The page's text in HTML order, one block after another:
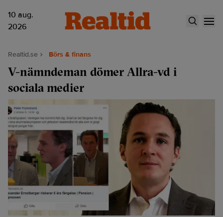
10 aug.
2026
Realtid.se Börs & finans
V-nämndeman dömer Allra-vd i
sociala medier